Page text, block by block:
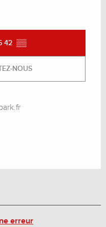
42 ▒▒
NOUS
erreur